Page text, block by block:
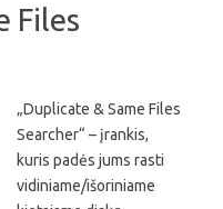
Files
„Duplicate & Same Files
Searcher“ – įrankis,
kuris padės jums rasti
vidiniame/išoriniame